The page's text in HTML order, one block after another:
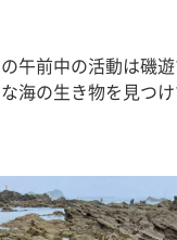
午前中の活動は磯
海の生き物を見つ